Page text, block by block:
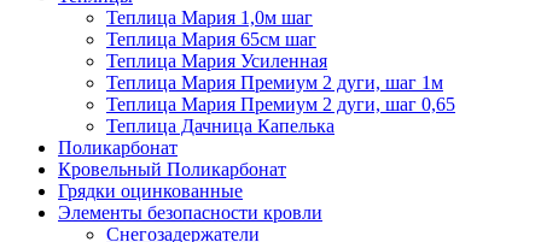
Теплица Мария 1,0м шаг
Теплица Мария 65см шаг
Теплица Мария Усиленная
Теплица Мария Премиум 2 дуги, шаг 1м
Теплица Мария Премиум 2 дуги, шаг 0,65
Теплица Дачница Капелька
Поликарбонат
Кровельный Поликарбонат
Грядки оцинкованные
Элементы безопасности кровли
Снегозадержатели